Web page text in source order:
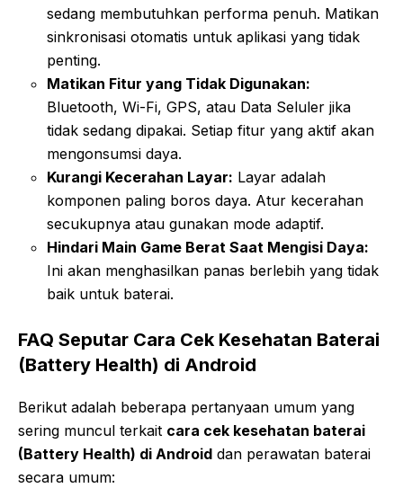
sedang membutuhkan performa penuh. Matikan
sinkronisasi otomatis untuk aplikasi yang tidak
penting.
Matikan Fitur yang Tidak Digunakan:
Bluetooth, Wi-Fi, GPS, atau Data Seluler jika
tidak sedang dipakai. Setiap fitur yang aktif akan
mengonsumsi daya.
Kurangi Kecerahan Layar: Layar adalah
komponen paling boros daya. Atur kecerahan
secukupnya atau gunakan mode adaptif.
Hindari Main Game Berat Saat Mengisi Daya:
Ini akan menghasilkan panas berlebih yang tidak
baik untuk baterai.
FAQ Seputar Cara Cek Kesehatan Baterai
(Battery Health) di Android
Berikut adalah beberapa pertanyaan umum yang
sering muncul terkait cara cek kesehatan baterai
(Battery Health) di Android dan perawatan baterai
secara umum: